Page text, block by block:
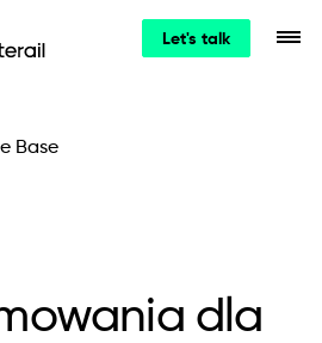
Let's talk
Base
dla